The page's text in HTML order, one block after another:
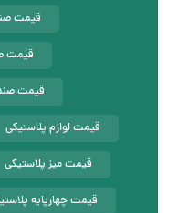
قیمت
قیمت
قیمت
قیمت لوازم پلاستیکی
قیمت میز پلاستیکی
قیمت چهارپایه